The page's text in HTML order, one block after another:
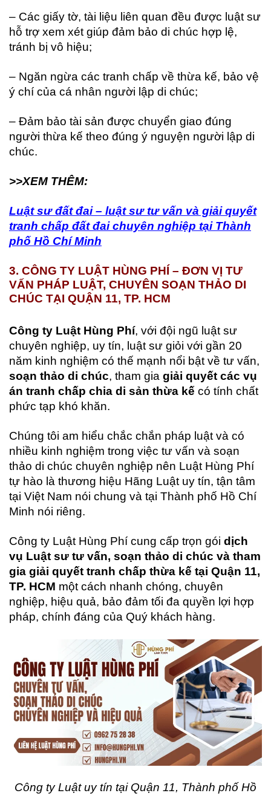
– Các giấy tờ, tài liệu liên quan đều được luật sư
hỗ trợ xem xét giúp đảm bảo di chúc hợp lệ,
tránh bị vô hiệu;
– Ngăn ngừa các tranh chấp về thừa kế, bảo vệ
ý chí của cá nhân người lập di chúc;
– Đảm bảo tài sản được chuyển giao đúng
người thừa kế theo đúng ý nguyện người lập di
chúc.
>>XEM THÊM:
Luật sư đất đai – luật sư tư vấn và giải quyết
tranh chấp đất đai chuyên nghiệp tại Thành
phố Hồ Chí Minh
3. CÔNG TY LUẬT HÙNG PHÍ – ĐƠN VỊ TƯ
VẤN PHÁP LUẬT, CHUYÊN SOẠN THẢO DI
CHÚC TẠI QUẬN 11, TP. HCM
Công ty Luật Hùng Phí, với đội ngũ luật sư
chuyên nghiệp, uy tín, luật sư giỏi với gần 20
năm kinh nghiệm có thế mạnh nổi bật về tư vấn,
soạn thảo di chúc, tham gia giải quyết các vụ
án tranh chấp chia di sản thừa kế có tính chất
phức tạp khó khăn.
Chúng tôi am hiểu chắc chắn pháp luật và có
nhiều kinh nghiệm trong việc tư vấn và soạn
thảo di chúc chuyên nghiệp nên Luật Hùng Phí
tự hào là thương hiệu Hãng Luật uy tín, tận tâm
tại Việt Nam nói chung và tại Thành phố Hồ Chí
Minh nói riêng.
Công ty Luật Hùng Phí cung cấp trọn gói dịch
vụ Luật sư tư vấn, soạn thảo di chúc và tham
gia giải quyết tranh chấp thừa kế tại Quận 11,
TP. HCM một cách nhanh chóng, chuyên
nghiệp, hiệu quả, bảo đảm tối đa quyền lợi hợp
pháp, chính đáng của Quý khách hàng.
Công ty Luật uy tín tại Quận 11, Thành phố Hồ